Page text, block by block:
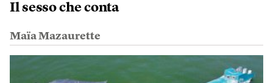
Il sesso che conta
Maïa Mazaurette